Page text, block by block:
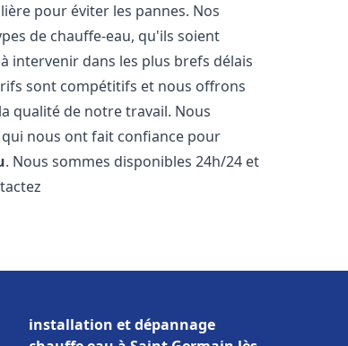
pour éviter les pannes. Nos
de chauffe-eau, qu'ils soient
intervenir dans les plus brefs délais
sont compétitifs et nous offrons
qualité de notre travail. Nous
nous ont fait confiance pour
. Nous sommes disponibles 24h/24 et
installation et dépannage